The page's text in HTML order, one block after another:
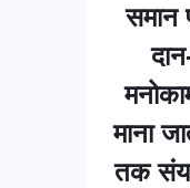
समान
माना
तक